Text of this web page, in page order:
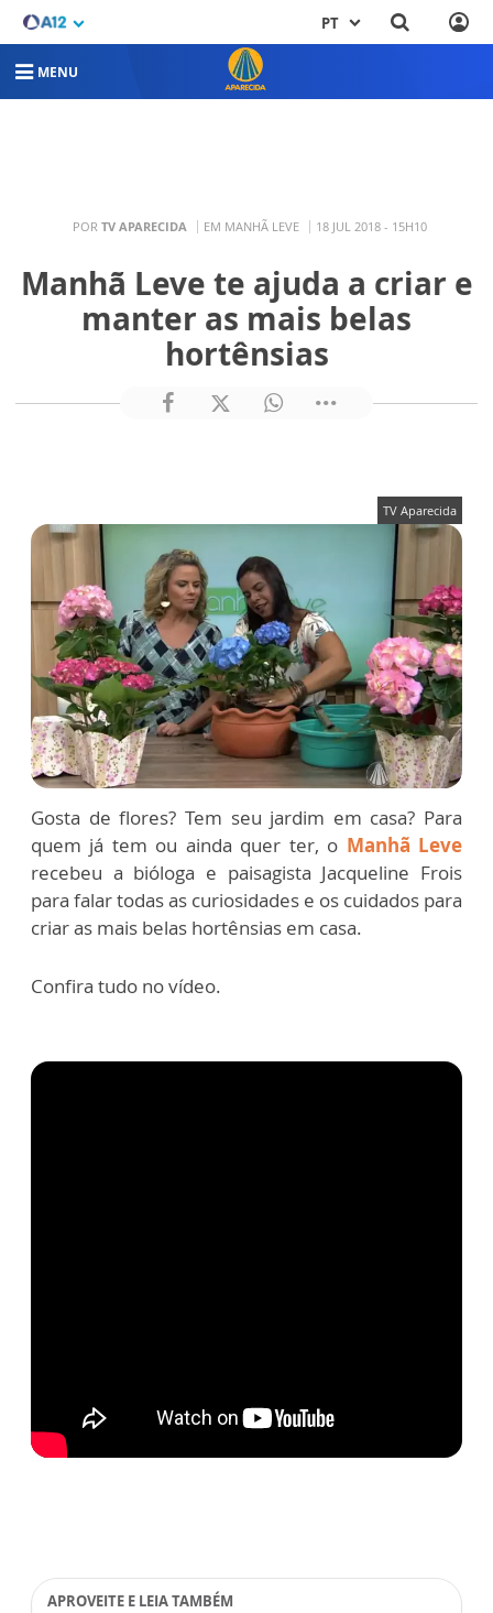
PT
MENU
POR TV APARECIDA EM MANHÃ LEVE 18 JUL 2018 - 15H10
Manhã Leve te ajuda a criar e
manter as mais belas
hortênsias
TV Aparecida
Gosta de flores? Tem seu jardim em casa? Para
quem já tem ou ainda quer ter, o Manhã Leve
recebeu a bióloga e paisagista Jacqueline Frois
para falar todas as curiosidades e os cuidados para
criar as mais belas hortênsias em casa.
Confira tudo no vídeo.
APROVEITE E LEIA TAMBÉM